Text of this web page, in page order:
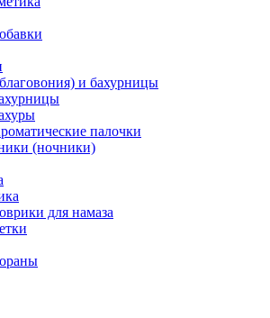
и бахурницы
палочки
(ночники)
для намаза